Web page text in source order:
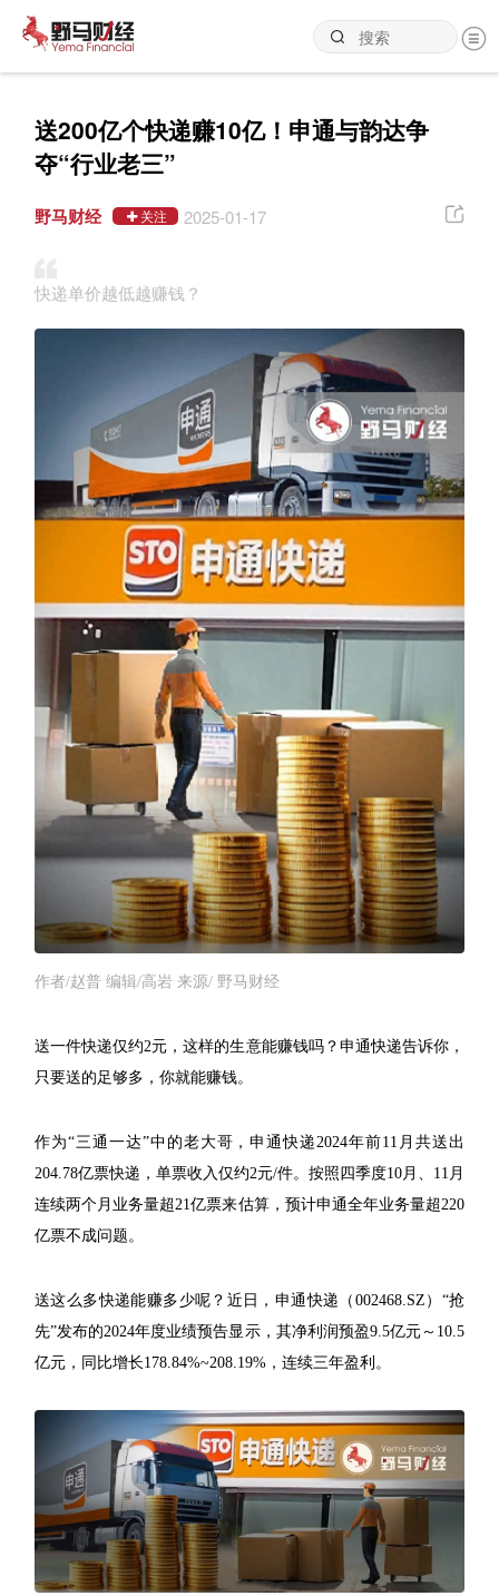
送200亿个快递赚10亿！申通与韵达争
夺“行业老三”
野马财经 关注 2025-01-17
快递单价越低越赚钱？
作者/赵普 编辑/高岩 来源/ 野马财经
送一件快递仅约2元，这样的生意能赚钱吗？申通快递告诉你，
只要送的足够多，你就能赚钱。
作为“三通一达”中的老大哥，申通快递2024年前11月共送出
204.78亿票快递，单票收入仅约2元/件。按照四季度10月、11月
连续两个月业务量超21亿票来估算，预计申通全年业务量超220
亿票不成问题。
送这么多快递能赚多少呢？近日，申通快递（002468.SZ）“抢
先”发布的2024年度业绩预告显示，其净利润预盈9.5亿元～10.5
亿元，同比增长178.84%~208.19%，连续三年盈利。